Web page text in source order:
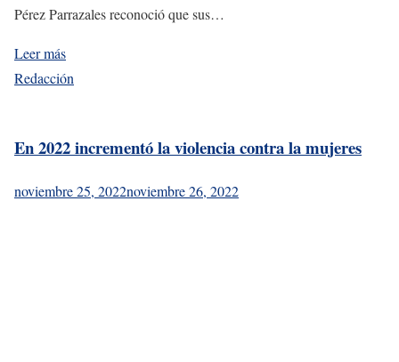
Pérez Parrazales reconoció que sus…
Leer más
Redacción
En 2022 incrementó la violencia contra la mujeres
noviembre 25, 2022noviembre 26, 2022